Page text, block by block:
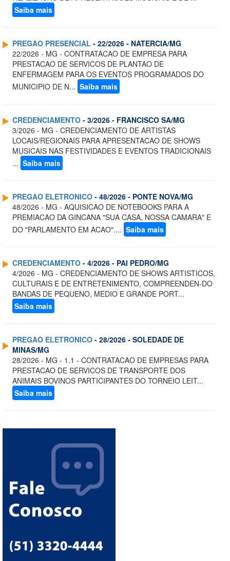
Saiba mais
PREGAO PRESENCIAL - 22/2026 - NATERCIA/MG
22/2026 - MG - CONTRATACAO DE EMPRESA PARA
PRESTACAO DE SERVICOS DE PLANTAO DE
ENFERMAGEM PARA OS EVENTOS PROGRAMADOS DO
MUNICIPIO DE N... Saiba mais
CREDENCIAMENTO - 3/2026 - FRANCISCO SA/MG
3/2026 - MG - CREDENCIAMENTO DE ARTISTAS
LOCAIS/REGIONAIS PARA APRESENTACAO DE SHOWS
MUSICAIS NAS FESTIVIDADES E EVENTOS TRADICIONAIS
... Saiba mais
PREGAO ELETRONICO - 48/2026 - PONTE NOVA/MG
48/2026 - MG - AQUISICAO DE NOTEBOOKS PARA A
PREMIACAO DA GINCANA "SUA CASA, NOSSA CAMARA" E
DO "PARLAMENTO EM ACAO".... Saiba mais
CREDENCIAMENTO - 4/2026 - PAI PEDRO/MG
4/2026 - MG - CREDENCIAMENTO DE SHOWS ARTISTICOS,
CULTURAIS E DE ENTRETENIMENTO, COMPREENDEN-DO
BANDAS DE PEQUENO, MEDIO E GRANDE PORT...
Saiba mais
PREGAO ELETRONICO - 28/2026 - SOLEDADE DE
MINAS/MG
28/2026 - MG - 1.1 - CONTRATACAO DE EMPRESAS PARA
PRESTACAO DE SERVICOS DE TRANSPORTE DOS
ANIMAIS BOVINOS PARTICIPANTES DO TORNEIO LEIT...
Saiba mais